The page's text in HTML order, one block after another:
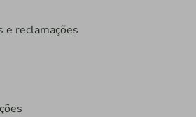
e reclamações